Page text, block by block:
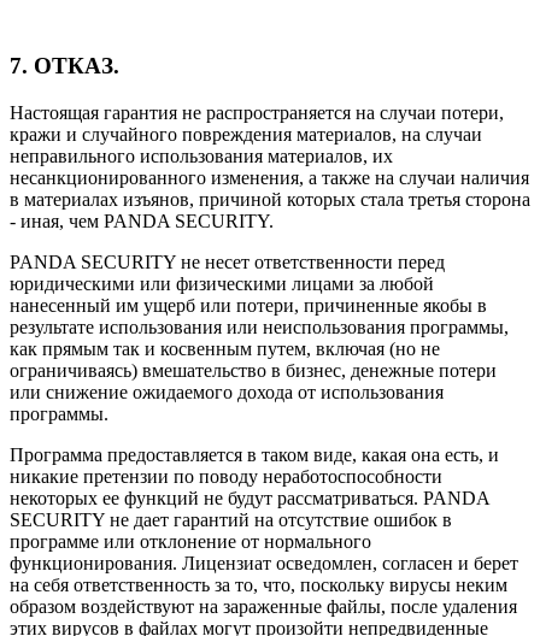
7. ОТКАЗ.
Настоящая гарантия не распространяется на случаи потери,
кражи и случайного повреждения материалов, на случаи
неправильного использования материалов, их
несанкционированного изменения, а также на случаи наличия
в материалах изъянов, причиной которых стала третья сторона
- иная, чем PANDA SECURITY.
PANDA SECURITY не несет ответственности перед
юридическими или физическими лицами за любой
нанесенный им ущерб или потери, причиненные якобы в
результате использования или неиспользования программы,
как прямым так и косвенным путем, включая (но не
ограничиваясь) вмешательство в бизнес, денежные потери
или снижение ожидаемого дохода от использования
программы.
Программа предоставляется в таком виде, какая она есть, и
никакие претензии по поводу неработоспособности
некоторых ее функций не будут рассматриваться. PANDA
SECURITY не дает гарантий на отсутствие ошибок в
программе или отклонение от нормального
функционирования. Лицензиат осведомлен, согласен и берет
на себя ответственность за то, что, поскольку вирусы неким
образом воздействуют на зараженные файлы, после удаления
этих вирусов в файлах могут произойти непредвиденные